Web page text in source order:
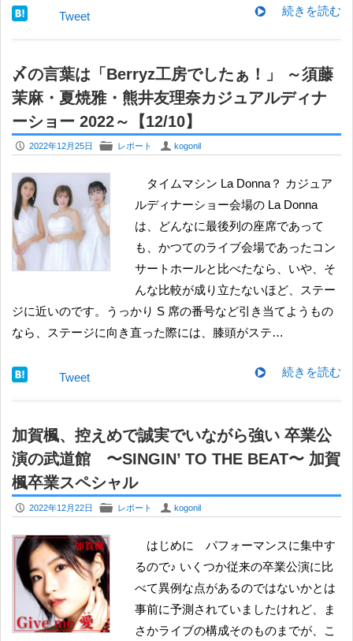
続きを読む
Tweet
〆の言葉は「Berryz工房でしたぁ！」 ～須藤
茉麻・夏焼雅・熊井友理奈カジュアルディナ
ーショー 2022～【12/10】
P 2022年12月25日 F レポート U kogonil
タイムマシン La Donna？ カジュア
ルディナーショー会場の La Donna
は、どんなに最後列の座席であって
も、かつてのライブ会場であったコン
サートホールと比べたなら、いや、そ
んな比較が成り立たないほど、ステー
ジに近いのです。うっかり S 席の番号など引き当てようもの
なら、ステージに向き直った際には、膝頭がステ…
続きを読む
Tweet
加賀楓、控えめで誠実でいながら強い 卒業公
演の武道館 〜SINGIN’ TO THE BEAT〜 加賀
楓卒業スペシャル
P 2022年12月22日 F レポート U kogonil
はじめに パフォーマンスに集中す
るので♪ いくつか従来の卒業公演に比
べて異例な点があるのではないかとは
事前に予測されていましたけれど、ま
さかライブの構成そのものまでが、こ